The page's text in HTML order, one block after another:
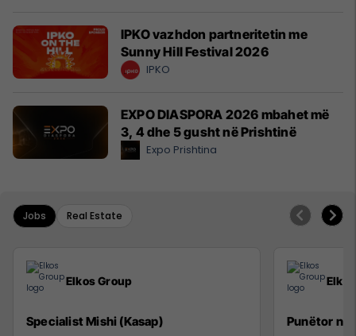
IPKO vazhdon partneritetin me
Sunny Hill Festival 2026
IPKO
EXPO DIASPORA 2026 mbahet më
3, 4 dhe 5 gusht në Prishtinë
Expo Prishtina
Jobs Real Estate
Elkos Group
Specialist Mishi (Kasap) Punëtor në